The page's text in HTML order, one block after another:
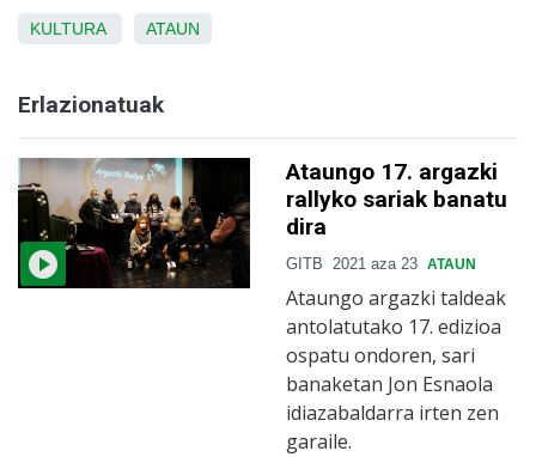
KULTURA ATAUN
Erlazionatuak
Ataungo 17. argazki
rallyko sariak banatu
dira
GITB 2021 aza 23 ATAUN
Ataungo argazki taldeak
antolatutako 17. edizioa
ospatu ondoren, sari
banaketan Jon Esnaola
idiazabaldarra irten zen
garaile.